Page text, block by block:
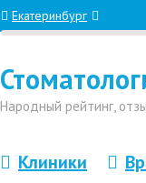
Екатеринбург
Народный рейтинг,
Клиники